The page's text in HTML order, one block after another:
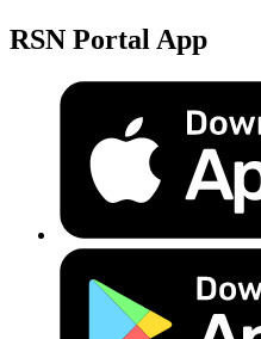
RSN Portal App